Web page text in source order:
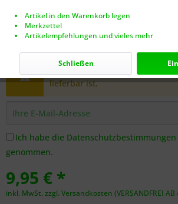
Dieser Artikel steht derzeit nicht
Benachrichtigen Sie mich,
lieferbar ist.
Ich habe die Datenschutzbestimmungen
genommen.
9,95 € *
inkl. MwSt. zzgl. Versandkosten (VERSANDFREI AB
Artikel in den Warenkorb legen
Merkzettel
Artikelempfehlungen und vieles mehr
Schließen